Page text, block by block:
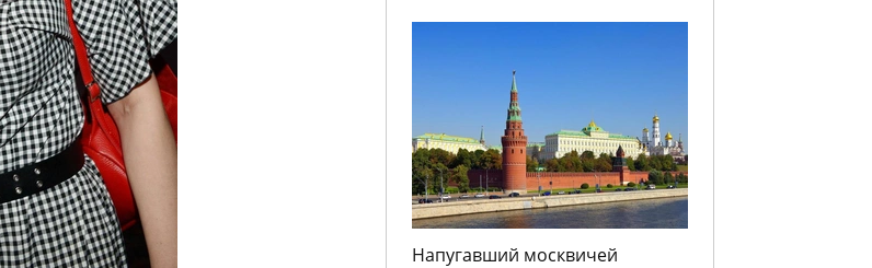
Напугавший москвичей